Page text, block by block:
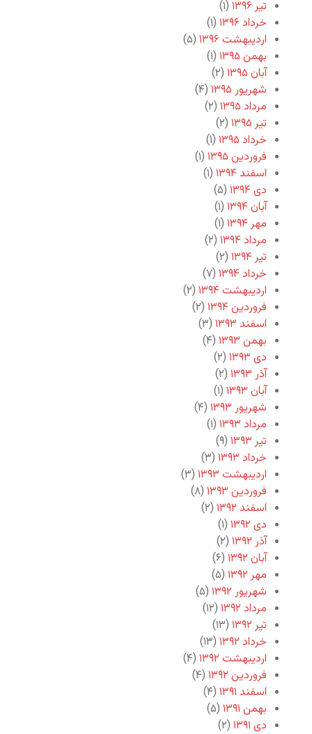
تیر ۱۳۹۶
(۱)
خرداد ۱۳۹۶
(۱)
اردیبهشت ۱۳۹۶
(۵)
بهمن ۱۳۹۵
(۱)
آبان ۱۳۹۵
(۲)
شهریور ۱۳۹۵
(۴)
مرداد ۱۳۹۵
(۲)
تیر ۱۳۹۵
(۲)
خرداد ۱۳۹۵
(۱)
فروردین ۱۳۹۵
(۱)
اسفند ۱۳۹۴
(۱)
دی ۱۳۹۴
(۵)
آبان ۱۳۹۴
(۱)
مهر ۱۳۹۴
(۱)
مرداد ۱۳۹۴
(۲)
تیر ۱۳۹۴
(۲)
خرداد ۱۳۹۴
(۷)
اردیبهشت ۱۳۹۴
(۲)
فروردین ۱۳۹۴
(۲)
اسفند ۱۳۹۳
(۳)
بهمن ۱۳۹۳
(۴)
دی ۱۳۹۳
(۲)
آذر ۱۳۹۳
(۲)
آبان ۱۳۹۳
(۱)
شهریور ۱۳۹۳
(۴)
مرداد ۱۳۹۳
(۱)
تیر ۱۳۹۳
(۹)
خرداد ۱۳۹۳
(۳)
اردیبهشت ۱۳۹۳
(۳)
فروردین ۱۳۹۳
(۸)
اسفند ۱۳۹۲
(۲)
دی ۱۳۹۲
(۱)
آذر ۱۳۹۲
(۲)
آبان ۱۳۹۲
(۶)
مهر ۱۳۹۲
(۵)
شهریور ۱۳۹۲
(۵)
مرداد ۱۳۹۲
(۱۲)
تیر ۱۳۹۲
(۱۳)
خرداد ۱۳۹۲
(۱۳)
اردیبهشت ۱۳۹۲
(۴)
فروردین ۱۳۹۲
(۴)
اسفند ۱۳۹۱
(۴)
بهمن ۱۳۹۱
(۵)
دی ۱۳۹۱
(۲)